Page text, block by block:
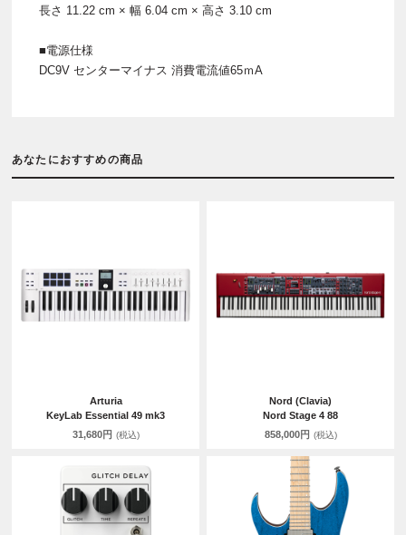
長さ 11.22 cm × 幅 6.04 cm × 高さ 3.10 cm
■電源仕様
DC9V センターマイナス 消費電流値65ｍA
あなたにおすすめの商品
Arturia
KeyLab Essential 49 mk3
31,680円 (税込)
Nord (Clavia)
Nord Stage 4 88
858,000円 (税込)